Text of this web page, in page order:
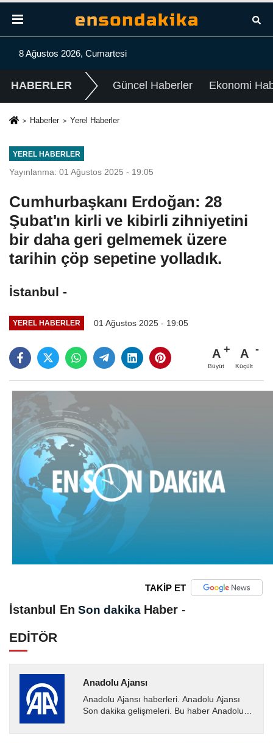
8 Ağustos 2026, Cumartesi
HABERLER Güncel Haberler Ekonomi
Haberler Yerel Haberler
YEREL HABERLER
Yayınlanma: 01 Ağustos 2025 - 19:05
Cumhurbaşkanı Erdoğan: 28
Şubat'ın kirli ve kibirli zihniyetini
bir daha geri gelmemek üzere
tarihin çöp sepetine yolladık.
İstanbul -
YEREL HABERLER 01 Ağustos 2025 - 19:05
A
Büyüt
A
Küçült
TAKİP ET
İstanbul En Son dakika Haber -
EDİTÖR
Anadolu Ajansı
Anadolu Ajansı haberleri. Anadolu Ajansı
Son dakika gelişmeleri. Bu haber Anadolu
Ajansı tarafından...